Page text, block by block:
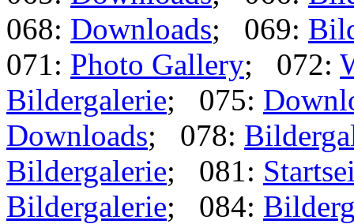
068: Downloads; 069:
071: Photo Gallery; 072:
Bildergalerie; 075:
Downloads; 078:
Bildergalerie; 081:
Bildergalerie; 084: